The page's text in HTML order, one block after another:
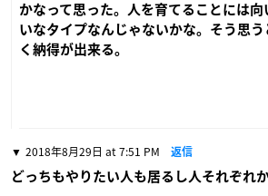
かなって思った。人を育てることには
いなタイプなんじゃないかな。そう思
く納得が出来る。
2018年8月29日 at 7:51 PM 返信
どっちもやりたい人も居るし人それぞれ